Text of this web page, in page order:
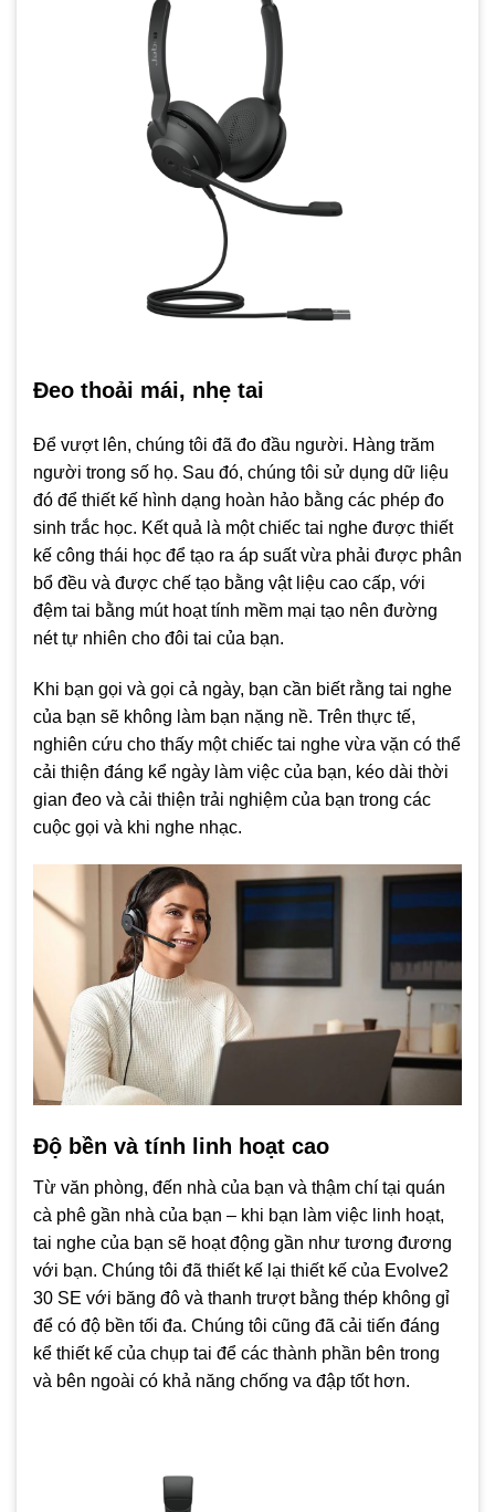
Đeo thoải mái, nhẹ tai
Để vượt lên, chúng tôi đã đo đầu người. Hàng trăm
người trong số họ. Sau đó, chúng tôi sử dụng dữ liệu
đó để thiết kế hình dạng hoàn hảo bằng các phép đo
sinh trắc học. Kết quả là một chiếc tai nghe được thiết
kế công thái học để tạo ra áp suất vừa phải được phân
bổ đều và được chế tạo bằng vật liệu cao cấp, với
đệm tai bằng mút hoạt tính mềm mại tạo nên đường
nét tự nhiên cho đôi tai của bạn.
Khi bạn gọi và gọi cả ngày, bạn cần biết rằng tai nghe
của bạn sẽ không làm bạn nặng nề. Trên thực tế,
nghiên cứu cho thấy một chiếc tai nghe vừa vặn có thể
cải thiện đáng kể ngày làm việc của bạn, kéo dài thời
gian đeo và cải thiện trải nghiệm của bạn trong các
cuộc gọi và khi nghe nhạc.
Độ bền và tính linh hoạt cao
Từ văn phòng, đến nhà của bạn và thậm chí tại quán
cà phê gần nhà của bạn – khi bạn làm việc linh hoạt,
tai nghe của bạn sẽ hoạt động gần như tương đương
với bạn. Chúng tôi đã thiết kế lại thiết kế của Evolve2
30 SE với băng đô và thanh trượt bằng thép không gỉ
để có độ bền tối đa. Chúng tôi cũng đã cải tiến đáng
kể thiết kế của chụp tai để các thành phần bên trong
và bên ngoài có khả năng chống va đập tốt hơn.